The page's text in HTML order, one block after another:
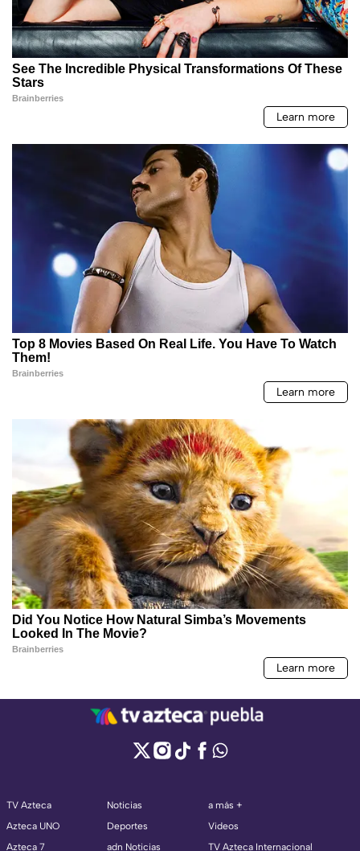
TV Azteca
Azteca UNO
Azteca 7
Noticias
Deportes
adn Noticias
a más +
Videos
TV Azteca Internacional